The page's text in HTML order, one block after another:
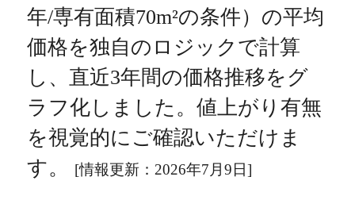
年/専有面積70m²の条件）の平均
価格を独自のロジックで計算
し、直近3年間の価格推移をグ
ラフ化しました。値上がり有無
を視覚的にご確認いただけま
す。
[情報更新：2026年7月9日]